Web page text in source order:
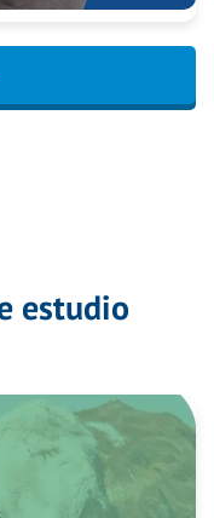
estudio